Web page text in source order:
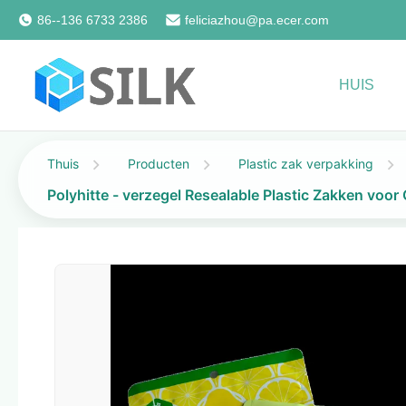
86--136 6733 2386 feliciazhou@pa.ecer.com
HUIS
Thuis Producten Plastic zak verpakking
Polyhitte - verzegel Resealable Plastic Zakken